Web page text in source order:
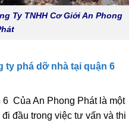
Ty TNHH Cơ Giới An Phong
ty phá dỡ nhà tại quận 6
Của An Phong Phát là một
đầu trong việc tư vấn và thi